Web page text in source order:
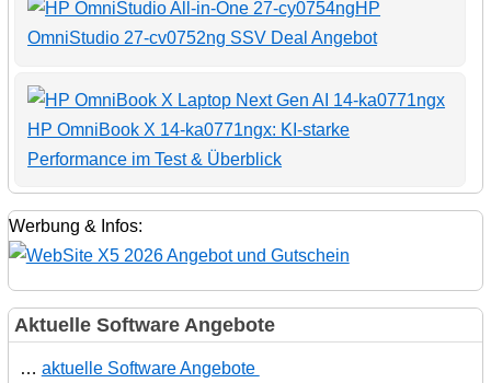
HP
OmniStudio 27-cv0752ng SSV Deal Angebot
HP OmniBook X 14-ka0771ngx: KI-starke
Performance im Test & Überblick
Werbung & Infos:
Aktuelle Software Angebote
… aktuelle Software Angebote